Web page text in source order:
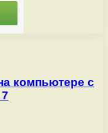
компьютере с